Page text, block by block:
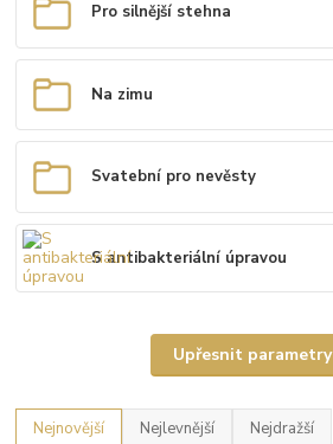
Pro silnější stehna
Na zimu
Svatební pro nevěsty
S antibakteriální úpravou
Upřesnit parametry
Nejnovější Nejlevnější Nejdražší